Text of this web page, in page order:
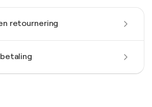
retournering